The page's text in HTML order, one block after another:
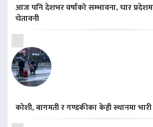
आज पनि देशभर वर्षाको सम्भावना, चार
चेतावनी
कोशी, बागमती र गण्डकीका केही स्थानमा